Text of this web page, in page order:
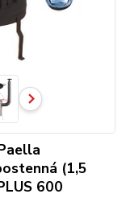
(1,5
600